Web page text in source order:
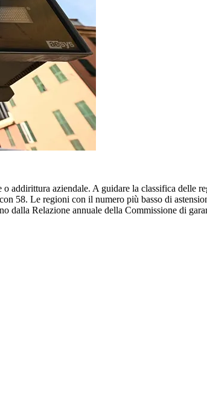
addirittura aziendale. A guidare la classifica delle
58. Le regioni con il numero più basso di
dalla Relazione annuale della Commissione di